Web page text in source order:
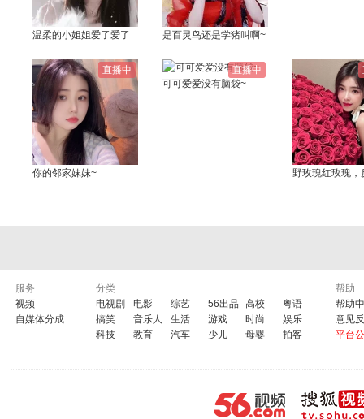
温柔的小姐姐爱了爱了 是百灵鸟还是学猪叫啊~
直播中
你的邻家妹妹~
直播中
可可爱爱没有脑袋~
野玫瑰红玫瑰，
服务
视频
自媒体分成
分类
电视剧
电影 综艺 56出品 高校
粤语
搞笑
音乐人 生活 游戏 时尚
娱乐
科技
教育 汽车 少儿 母婴 拍客
帮助
帮助
意见
平台